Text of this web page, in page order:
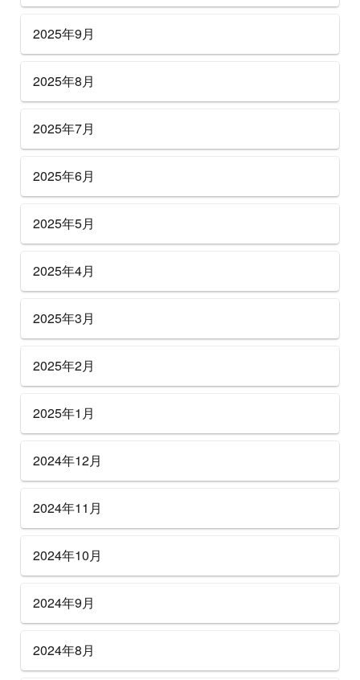
2025年9月
2025年8月
2025年7月
2025年6月
2025年5月
2025年4月
2025年3月
2025年2月
2025年1月
2024年12月
2024年11月
2024年10月
2024年9月
2024年8月